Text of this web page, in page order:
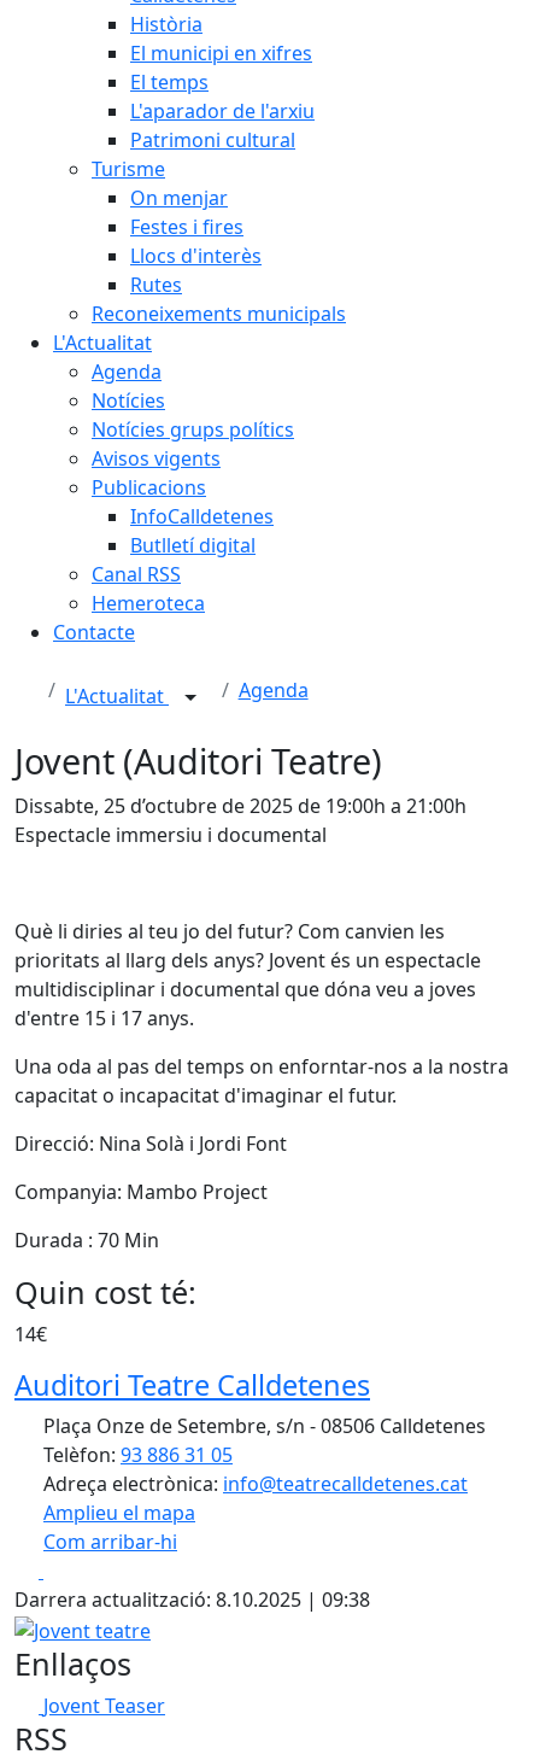
Història
El municipi en xifres
El temps
L'aparador de l'arxiu
Patrimoni cultural
Turisme
On menjar
Festes i fires
Llocs d'interès
Rutes
Reconeixements municipals
L'Actualitat
Agenda
Notícies
Notícies grups polítics
Avisos vigents
Publicacions
InfoCalldetenes
Butlletí digital
Canal RSS
Hemeroteca
Contacte
L'Actualitat Agenda
Jovent (Auditori Teatre)
Dissabte, 25 d’octubre de 2025 de 19:00h a 21:00h
Espectacle immersiu i documental
Què li diries al teu jo del futur? Com canvien les
prioritats al llarg dels anys? Jovent és un espectacle
multidisciplinar i documental que dóna veu a joves
d'entre 15 i 17 anys.
Una oda al pas del temps on enforntar-nos a la nostra
capacitat o incapacitat d'imaginar el futur.
Direcció: Nina Solà i Jordi Font
Companyia: Mambo Project
Durada : 70 Min
Quin cost té:
14€
Auditori Teatre Calldetenes
Plaça Onze de Setembre, s/n - 08506 Calldetenes
Telèfon: 93 886 31 05
Adreça electrònica: info@teatrecalldetenes.cat
Amplieu el mapa
Com arribar-hi
+
−
Darrera actualització: 8.10.2025 | 09:38
Jovent teatre
Enllaços
Jovent Teaser
RSS